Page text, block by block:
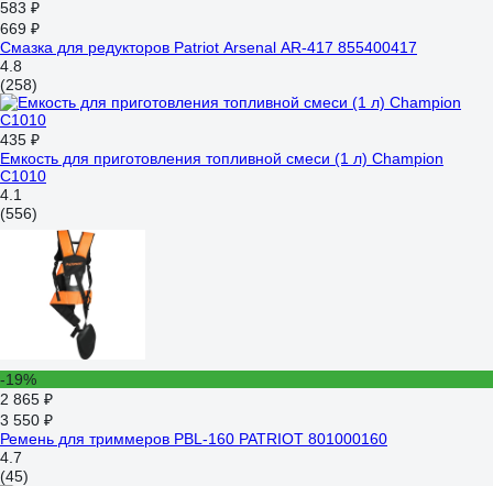
583 ₽
669 ₽
Смазка для редукторов Patriot Arsenal AR-417 855400417
4.8
(258)
435 ₽
Емкость для приготовления топливной смеси (1 л) Champion
C1010
4.1
(556)
-19%
2 865 ₽
3 550 ₽
Ремень для триммеров PBL-160 PATRIOT 801000160
4.7
(45)